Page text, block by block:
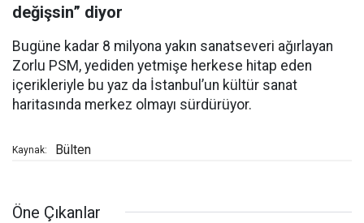
değişsin” diyor
Bugüne kadar 8 milyona yakın sanatseveri ağırlayan
Zorlu PSM, yediden yetmişe herkese hitap eden
içerikleriyle bu yaz da İstanbul’un kültür sanat
haritasında merkez olmayı sürdürüyor.
Kaynak: Bülten
Öne Çıkanlar